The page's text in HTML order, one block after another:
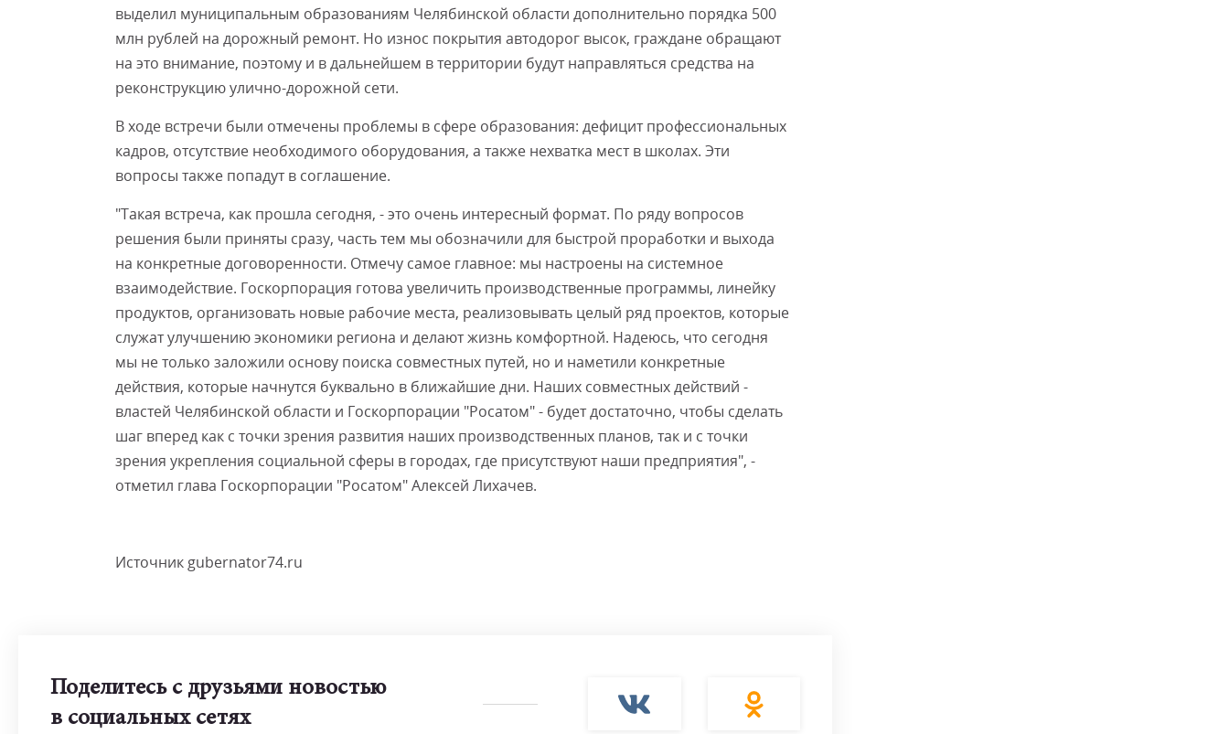
выделил муниципальным образованиям Челябинской области дополнительно порядка 500
млн рублей на дорожный ремонт. Но износ покрытия автодорог высок, граждане обращают
на это внимание, поэтому и в дальнейшем в территории будут направляться средства на
реконструкцию улично-дорожной сети.
В ходе встречи были отмечены проблемы в сфере образования: дефицит профессиональных
кадров, отсутствие необходимого оборудования, а также нехватка мест в школах. Эти
вопросы также попадут в соглашение.
"Такая встреча, как прошла сегодня, - это очень интересный формат. По ряду вопросов
решения были приняты сразу, часть тем мы обозначили для быстрой проработки и выхода
на конкретные договоренности. Отмечу самое главное: мы настроены на системное
взаимодействие. Госкорпорация готова увеличить производственные программы, линейку
продуктов, организовать новые рабочие места, реализовывать целый ряд проектов, которые
служат улучшению экономики региона и делают жизнь комфортной. Надеюсь, что сегодня
мы не только заложили основу поиска совместных путей, но и наметили конкретные
действия, которые начнутся буквально в ближайшие дни. Наших совместных действий -
властей Челябинской области и Госкорпорации "Росатом" - будет достаточно, чтобы сделать
шаг вперед как с точки зрения развития наших производственных планов, так и с точки
зрения укрепления социальной сферы в городах, где присутствуют наши предприятия", -
отметил глава Госкорпорации "Росатом" Алексей Лихачев.
Источник gubernator74.ru
Поделитесь с друзьями новостью
в социальных сетях